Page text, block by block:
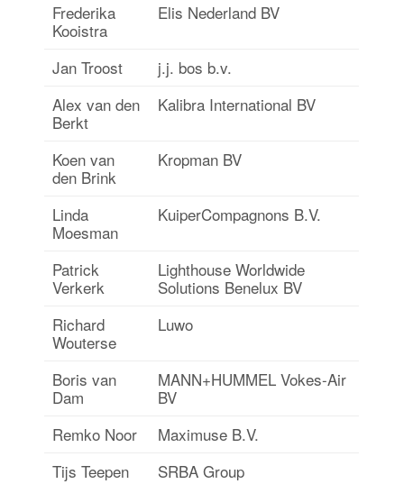
Frederika
Kooistra
Elis Nederland BV
Jan Troost
j.j. bos b.v.
Alex van den
Berkt
Kalibra International BV
Koen van
den Brink
Kropman BV
Linda
Moesman
KuiperCompagnons B.V.
Patrick
Verkerk
Lighthouse Worldwide
Solutions Benelux BV
Richard
Wouterse
Luwo
Boris van
Dam
MANN+HUMMEL Vokes-Air
BV
Remko Noor
Maximuse B.V.
Tijs Teepen
SRBA Group